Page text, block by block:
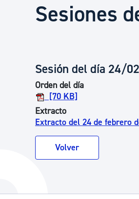
Salud Pública,
Participación
Deporte
Sesiones
Sesión del día 24/
Orden del día
[70 KB]
Extracto
Extracto del 24 de febrero
Volver